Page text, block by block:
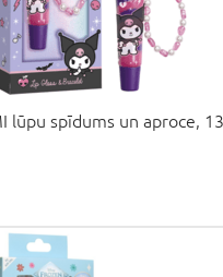
lūpu spīdums un aproce,